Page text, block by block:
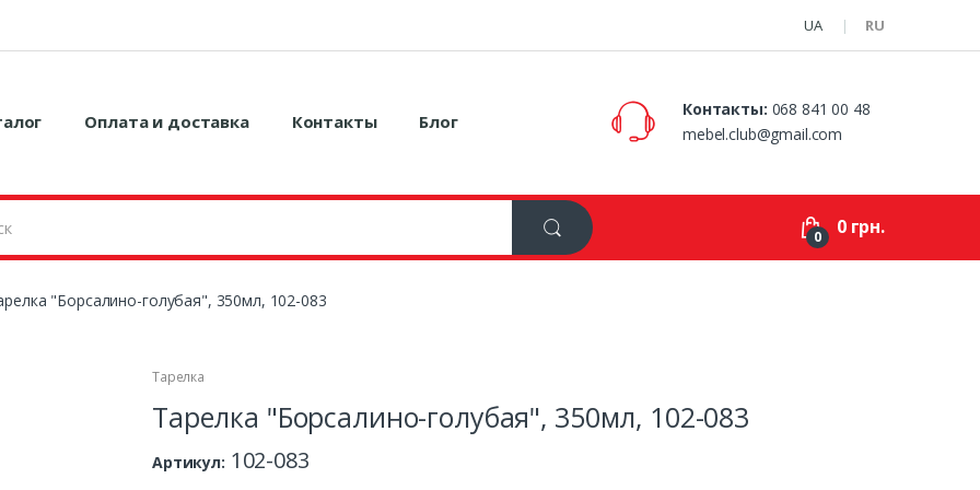
UA RU
Оплата и доставка Контакты Блог
Контакты: 068 841 00 48
mebel.club@gmail.com
0 0 грн.
"Борсалино-голубая", 350мл, 102-083
Тарелка
Тарелка "Борсалино-голубая", 350мл, 102-083
Артикул: 102-083